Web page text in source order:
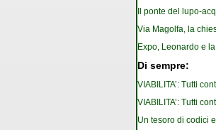
Il ponte del lupo-
Via Magolfa, la
Expo, Leonardo e
Di sempre:
VIABILITA’: Tutti
VIABILITA’: Tutti
Un tesoro di codici